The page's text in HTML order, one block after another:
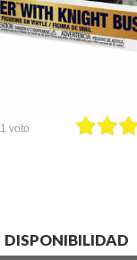
1 voto
DISPONIBILIDAD